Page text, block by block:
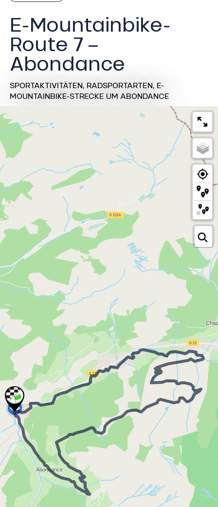
E-Mountainbike-
Route 7 –
Abondance
SPORTAKTIVITÄTEN, RADSPORTARTEN, E-
MOUNTAINBIKE-STRECKE UM ABONDANCE